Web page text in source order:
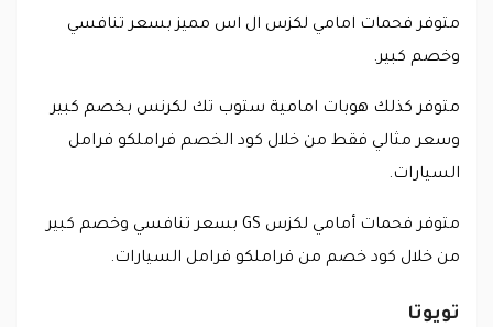
متوفر فحمات امامي لكزس ال اس مميز بسعر تنافسي
وخصم كبير.
متوفر كذلك هوبات امامية ستوب تك لكرنس بخصم كبير
وسعر مثالي فقط من خلال كود الخصم فراملكو فرامل
السيارات.
متوفر فحمات أمامي لكزس GS بسعر تنافسي وخصم كبير
من خلال كود خصم من فراملكو فرامل السيارات.
تويوتا